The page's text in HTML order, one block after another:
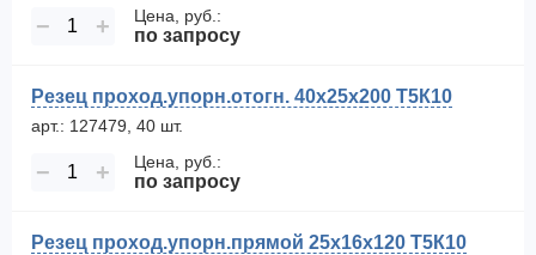
− + Цена, руб.:
по запросу
Резец проход.упорн.отогн. 40х25х200 Т5К10
арт.: 127479, 40 шт.
− + Цена, руб.:
по запросу
Резец проход.упорн.прямой 25х16х120 Т5К10